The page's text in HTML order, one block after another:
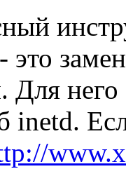
это
Для
inetd.